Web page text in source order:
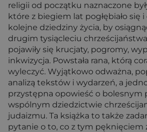
religii od początku naznaczone
które z biegiem lat pogłębiało się
kolejne dziedziny życia, by
drugim tysiącleciu
pojawiły się krucjaty, pogromy,
inkwizycja. Powstała rana, którą
wyleczyć. Wyjątkowo odważna,
analizą tekstów i wydarzeń, a
przystępna opowieść o bolesnym
wspólnym dziedzictwie
judaizmu. Ta książka to także
pytanie o to, co z tym pęknięciem